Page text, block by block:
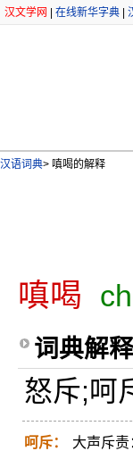
汉文学网 在线新华字典
汉语词典> 嗔喝的解释
嗔喝
词典解释
怒斥;呵
呵斥： 大声斥责